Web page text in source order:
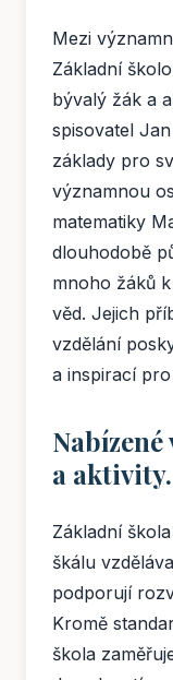
Mezi
Základní
bývalý žák a
spisovatel
základy pro
významnou
matematiky
dlouhodobě
mnoho žáků
věd. Jejich
vzdělání
a inspirací
a aktivity.
Základní
škálu
podporují
Kromě
škola